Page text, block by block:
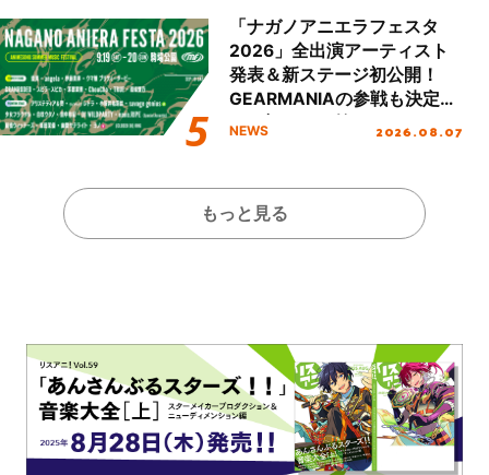
ート!!
「ナガノアニエラフェスタ
2026」全出演アーティスト
発表＆新ステージ初公開！
GEARMANIAの参戦も決定
し、初となる第3ステージの
NEWS 2026.08.07
もっと見る